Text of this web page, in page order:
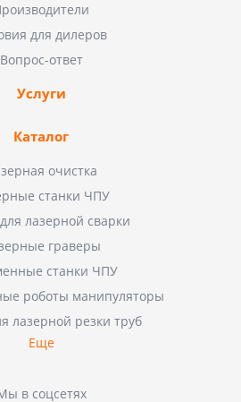
для дилеров
Вопрос-ответ
Услуги
Каталог
очистка
станки ЧПУ
лазерной сварки
граверы
станки ЧПУ
роботы манипуляторы
лазерной резки труб
Еще
в соцсетях